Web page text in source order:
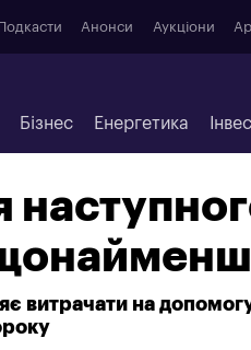
Подкасти Анонси Аукціони
Бізнес Енергетика
витрачати на